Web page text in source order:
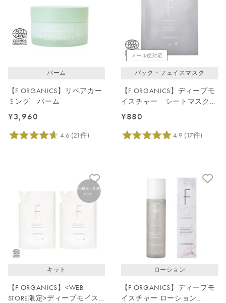
バーム
【F ORGANICS】リペアカー
ミング バーム
¥3,960
メール便対応
パック・フェイスマスク
【F ORGANICS】ディープモ
イスチャー シートマスク
1枚入
¥880
キット
【F ORGANICS】<WEB
STORE限定>ディープモイス
ローション
【F ORGANICS】ディープモ
イスチャー ローション